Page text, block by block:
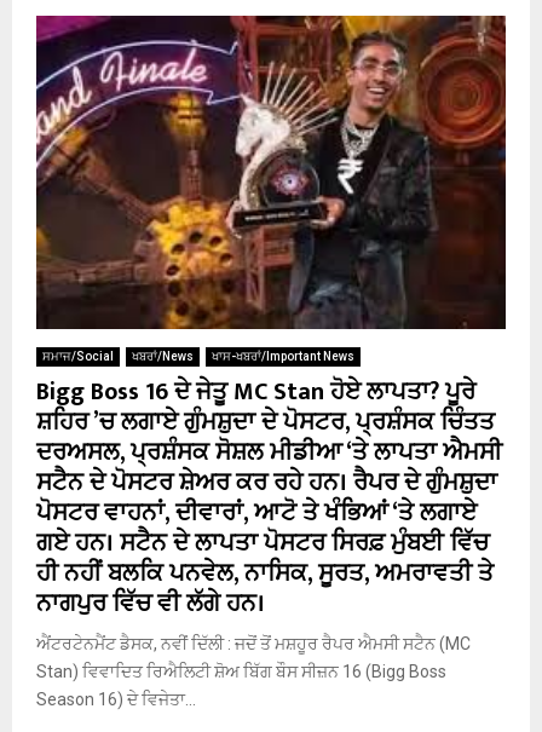
ਸਮਾਜ/Social ਖਬਰਾਂ/News ਖਾਸ-ਖਬਰਾਂ/Important News
Bigg Boss 16 ਦੇ ਜੇਤੂ MC Stan ਹੋਏ ਲਾਪਤਾ? ਪੂਰੇ
ਸ਼ਹਿਰ ’ਚ ਲਗਾਏ ਗੁੰਮਸ਼ੁਦਾ ਦੇ ਪੋਸਟਰ, ਪ੍ਰਸ਼ੰਸਕ ਚਿੰਤਤ
ਦਰਅਸਲ, ਪ੍ਰਸ਼ੰਸਕ ਸੋਸ਼ਲ ਮੀਡੀਆ ‘ਤੇ ਲਾਪਤਾ ਐਮਸੀ
ਸਟੈਨ ਦੇ ਪੋਸਟਰ ਸ਼ੇਅਰ ਕਰ ਰਹੇ ਹਨ। ਰੈਪਰ ਦੇ ਗੁੰਮਸ਼ੁਦਾ
ਪੋਸਟਰ ਵਾਹਨਾਂ, ਦੀਵਾਰਾਂ, ਆਟੋ ਤੇ ਖੰਭਿਆਂ ‘ਤੇ ਲਗਾਏ
ਗਏ ਹਨ। ਸਟੈਨ ਦੇ ਲਾਪਤਾ ਪੋਸਟਰ ਸਿਰਫ਼ ਮੁੰਬਈ ਵਿੱਚ
ਹੀ ਨਹੀਂ ਬਲਕਿ ਪਨਵੇਲ, ਨਾਸਿਕ, ਸੂਰਤ, ਅਮਰਾਵਤੀ ਤੇ
ਨਾਗਪੁਰ ਵਿੱਚ ਵੀ ਲੱਗੇ ਹਨ।
ਐਂਟਰਟੇਨਮੈਂਟ ਡੈਸਕ, ਨਵੀਂ ਦਿੱਲੀ : ਜਦੋਂ ਤੋਂ ਮਸ਼ਹੂਰ ਰੈਪਰ ਐਮਸੀ ਸਟੈਨ (MC
Stan) ਵਿਵਾਦਿਤ ਰਿਐਲਿਟੀ ਸ਼ੋਅ ਬਿੱਗ ਬੌਸ ਸੀਜ਼ਨ 16 (Bigg Boss
Season 16) ਦੇ ਵਿਜੇਤਾ...